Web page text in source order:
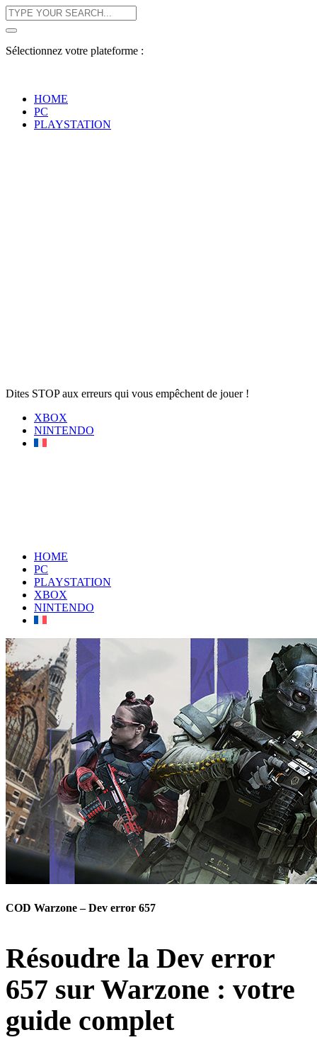
Sélectionnez votre plateforme :
HOME
PC
PLAYSTATION
Dites STOP aux erreurs qui vous empêchent de jouer !
XBOX
NINTENDO
HOME
PC
PLAYSTATION
XBOX
NINTENDO
COD Warzone – Dev error 657
Résoudre la Dev error
657 sur Warzone : votre
guide complet